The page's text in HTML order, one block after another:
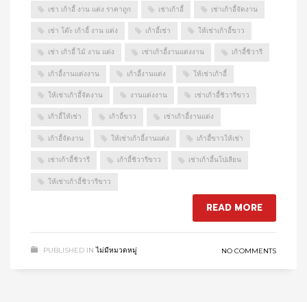
เช่า เก้าอี้ งาน แต่ง ราคาถูก เช่าเก้าอี้ เช่าเก้าอี้จัดงาน
เช่า โต๊ะ เก้าอี้ งาน แต่ง เก้าอี้เช่า ให้เช่าเก้าอี้ขาว
เช่า เก้าอี้ ไม้ งาน แต่ง เช่าเก้าอี้งานแต่งงาน เก้าอี้ชิวารี
เก้าอี้งานแต่งงาน เก้าอี้งานแต่ง ให้เช่าเก้าอี้
ให้เช่าเก้าอี้จัดงาน งานแต่งงาน เช่าเก้าอี้ชิวารีขาว
เก้าอี้ให้เช่า เก้าอี้ขาว เช่าเก้าอี้งานแต่ง
เก้าอี้จัดงาน ให้เช่าเก้าอี้งานแต่ง เก้าอี้ขาวให้เช่า
เช่าเก้าอี้ชิวารี เก้าอี้ชิวารีขาว เช่าเก้าอี้นโปเลียน
ให้เช่าเก้าอี้ชิวารีขาว
READ MORE
PUBLISHED IN ไม่มีหมวดหมู่ NO COMMENTS